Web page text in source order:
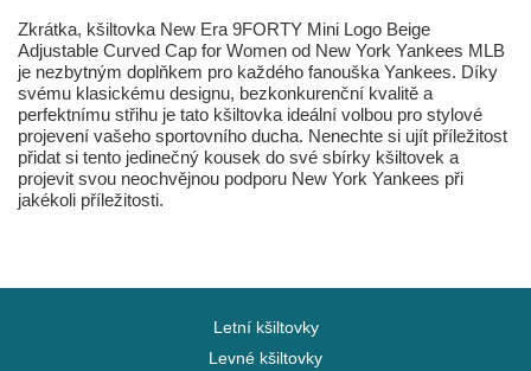
Zkrátka, kšiltovka New Era 9FORTY Mini Logo Beige
Adjustable Curved Cap for Women od New York Yankees MLB
je nezbytným doplňkem pro každého fanouška Yankees. Díky
svému klasickému designu, bezkonkurenční kvalitě a
perfektnímu střihu je tato kšiltovka ideální volbou pro stylové
projevení vašeho sportovního ducha. Nenechte si ujít příležitost
přidat si tento jedinečný kousek do své sbírky kšiltovek a
projevit svou neochvějnou podporu New York Yankees při
jakékoli příležitosti.
Letní kšiltovky
Levné kšiltovky